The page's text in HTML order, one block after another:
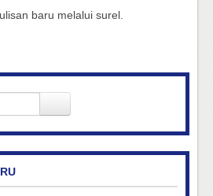
baru melalui surel.